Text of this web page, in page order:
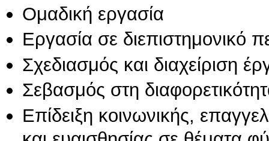
Ομαδική εργασία
Εργασία σε διεπιστημονικό
Σχεδιασμός και διαχείριση
Σεβασμός στη
Επίδειξη κοινωνικής,